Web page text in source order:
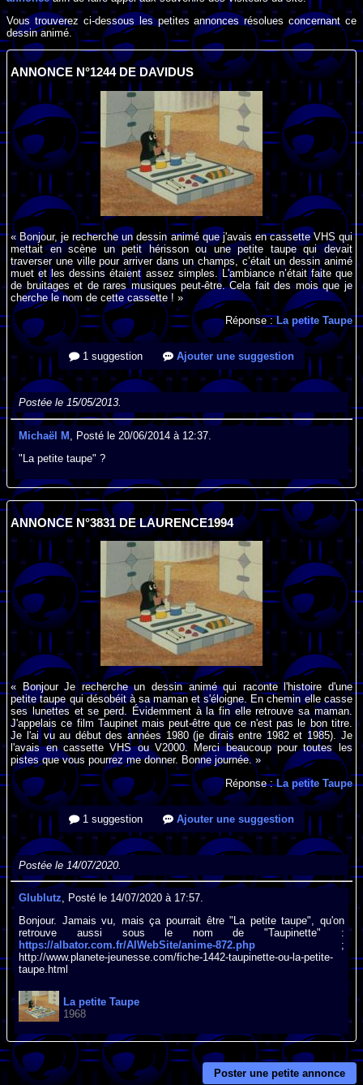
Vous trouverez ci-dessous les petites annonces résolues concernant ce
dessin animé.
ANNONCE N°1244 DE DAVIDUS
« Bonjour, je recherche un dessin animé que j'avais en cassette VHS qui
mettait en scène un petit hérisson ou une petite taupe qui devait
traverser une ville pour arriver dans un champs, c’était un dessin animé
muet et les dessins étaient assez simples. L'ambiance n’était faite que
de bruitages et de rares musiques peut-être. Cela fait des mois que je
cherche le nom de cette cassette ! »
Réponse :La petite Taupe
1 suggestion Ajouter une suggestion
Postée le 15/05/2013.
Michaël M , Posté le 20/06/2014 à 12:37.
"La petite taupe" ?
ANNONCE N°3831 DE LAURENCE1994
« Bonjour Je recherche un dessin animé qui raconte l'histoire d'une
petite taupe qui désobéit à sa maman et s'éloigne. En chemin elle casse
ses lunettes et se perd. Évidemment à la fin elle retrouve sa maman.
J'appelais ce film Taupinet mais peut-être que ce n'est pas le bon titre.
Je l'ai vu au début des années 1980 (je dirais entre 1982 et 1985). Je
l'avais en cassette VHS ou V2000. Merci beaucoup pour toutes les
pistes que vous pourrez me donner. Bonne journée. »
Réponse :La petite Taupe
1 suggestion Ajouter une suggestion
Postée le 14/07/2020.
Glublutz , Posté le 14/07/2020 à 17:57.
Bonjour. Jamais vu, mais ça pourrait être "La petite taupe", qu'on
retrouve aussi sous le nom de "Taupinette" :
https://albator.com.fr/AlWebSite/anime-872.php ;
http://www.planete-jeunesse.com/fiche-1442-taupinette-ou-la-petite-
taupe.html
La petite Taupe
1968
Poster une petite annonce